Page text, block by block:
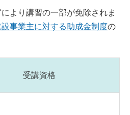
より講習の一部が免除されま
設事業主に対する助成金制度の
受講資格